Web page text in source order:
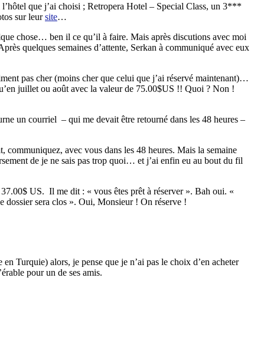
que j’ai choisi ; Retropera Hotel – Special Class, un 3***
sur leursite…
chose… ben il ce qu’il à faire. Mais après discutions avec moi
quelques semaines d’attente, Serkan à communiqué avec eux
pas cher (moins cher que celui que j’ai réservé maintenant)…
juillet ou août avec la valeur de 75.00$US !! Quoi ? Non !
un courriel – qui me devait être retourné dans les 48 heures –
avec vous dans les 48 heures. Mais la semaine
de je ne sais pas trop quoi… et j’ai enfin eu au bout du fil
US. Il me dit : « vous êtes prêt à réserver ». Bah oui. «
dossier sera clos ». Oui, Monsieur ! On réserve !
Turquie) alors, je pense que je n’ai pas le choix d’en acheter
pour un de ses amis.